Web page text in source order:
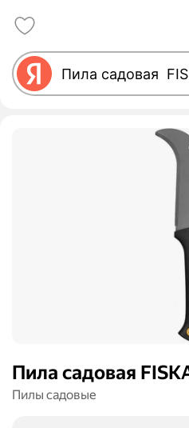
Пила
Пилы садовые